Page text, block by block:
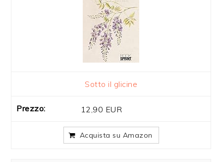
Sotto il glicine
12,90 EUR
Acquista su Amazon